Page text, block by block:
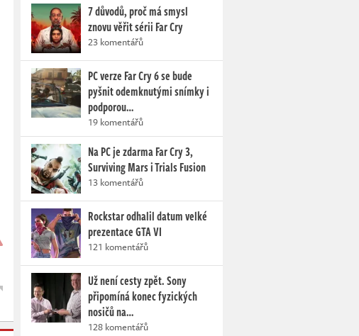
7 důvodů, proč má smysl
znovu věřit sérii Far Cry
23 komentářů
PC verze Far Cry 6 se bude
pyšnit odemknutými snímky i
podporou…
19 komentářů
Na PC je zdarma Far Cry 3,
Surviving Mars i Trials Fusion
13 komentářů
Rockstar odhalil datum velké
prezentace GTA VI
121 komentářů
Už není cesty zpět. Sony
připomíná konec fyzických
nosičů na…
128 komentářů